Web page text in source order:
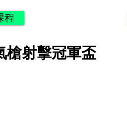
程
槍射擊冠軍盃